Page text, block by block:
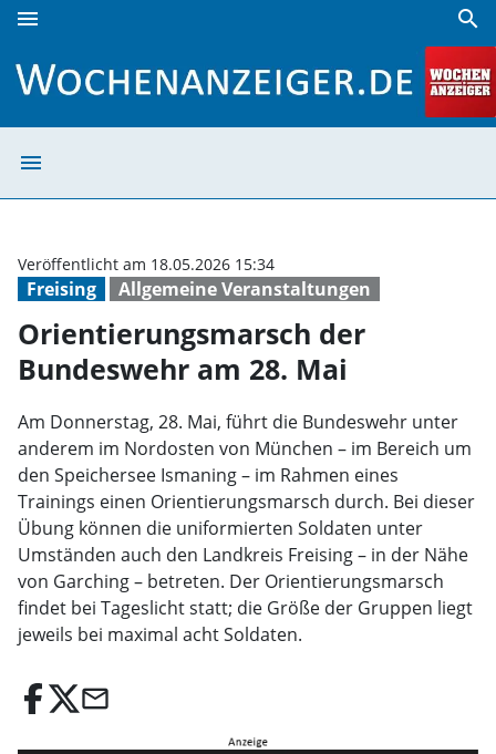
menu search
menu
Freising Allgemeine Veranstaltungen
Veröffentlicht am 18.05.2026 15:34
Orientierungsmarsch der
Bundeswehr am 28. Mai
Am Donnerstag, 28. Mai, führt die Bundeswehr unter
anderem im Nordosten von München – im Bereich um
den Speichersee Ismaning – im Rahmen eines
Trainings einen Orientierungsmarsch durch. Bei dieser
Übung können die uniformierten Soldaten unter
Umständen auch den Landkreis Freising – in der Nähe
von Garching – betreten. Der Orientierungsmarsch
findet bei Tageslicht statt; die Größe der Gruppen liegt
jeweils bei maximal acht Soldaten.
email